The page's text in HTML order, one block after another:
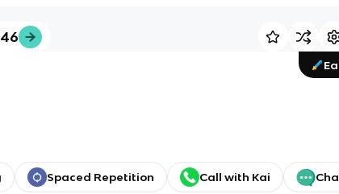
Spaced Repetition Call with Kai